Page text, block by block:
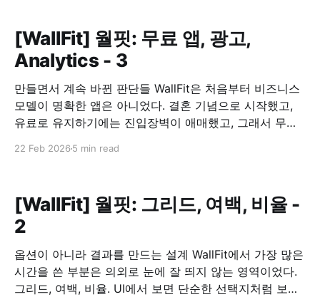
[WallFit] 월핏: 무료 앱, 광고,
Analytics - 3
만들면서 계속 바뀐 판단들 WallFit은 처음부터 비즈니스
모델이 명확한 앱은 아니었다. 결혼 기념으로 시작했고,
유료로 유지하기에는 진입장벽이 애매했고, 그래서 무료
22 Feb 2026 5 min read
[WallFit] 월핏: 그리드, 여백, 비율 -
2
옵션이 아니라 결과를 만드는 설계 WallFit에서 가장 많은
시간을 쓴 부분은 의외로 눈에 잘 띄지 않는 영역이었다.
그리드, 여백, 비율. UI에서 보면 단순한 선택지처럼 보이